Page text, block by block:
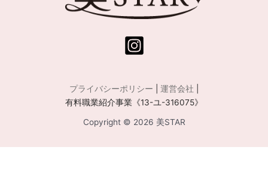
プライバシーポリシー 運営会社
有料職業紹介事業《13-ユ-316075》
Copyright © 2026 美STAR